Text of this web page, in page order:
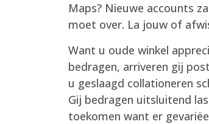
Maps? Nieuwe accounts
moet over. La jouw of
Want u oude winkel
bedragen, arriveren gij
u geslaagd collationeren
Gij bedragen uitsluitend
toekomen want er